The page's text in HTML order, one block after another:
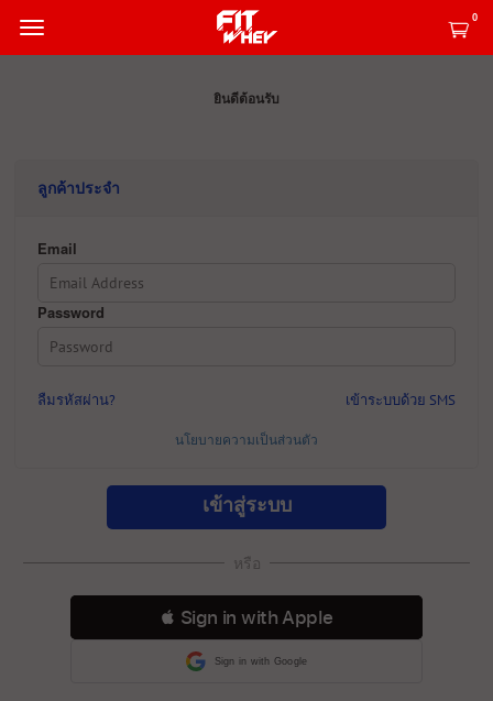
0
ยินดีต้อนรับ
ลูกค้าประจำ
Email
Password
ลืมรหัสผ่าน? เข้าระบบด้วย SMS
นโยบายความเป็นส่วนตัว
เข้าสู่ระบบ
หรือ
 Sign in with Apple
Sign in with Google